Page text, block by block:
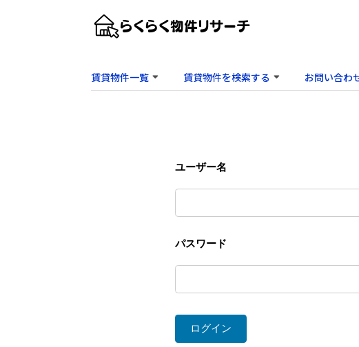
賃貸物件一覧 賃貸物件を検索する お問い合わ
ユーザー名
パスワード